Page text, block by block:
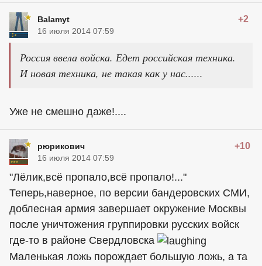
Balamyt +2
16 июля 2014 07:59
Россия ввела войска. Едет российская техника.
И новая техника, не такая как у нас......
Уже не смешно даже!....
рюрикович +10
16 июля 2014 07:59
"Лёлик,всё пропало,всё пропало!..."
Теперь,наверное, по версии бандеровских СМИ,
доблесная армия завершает окружение Москвы
после уничтожения группировки русских войск
где-то в районе Свердловска
Маленькая ложь порождает большую ложь, а та